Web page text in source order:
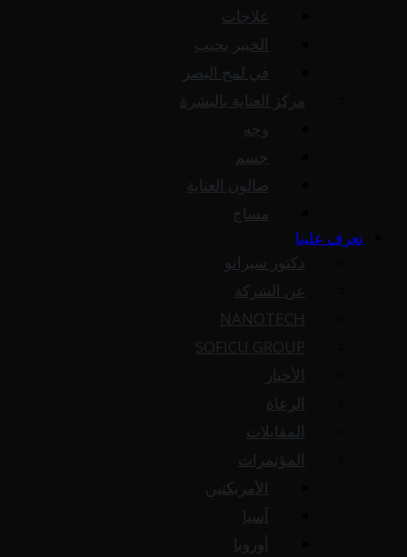
علاجات
الخبير يجيب
في لمح البصر
مركز العناية بالبشرة
وجه
جسم
صالون العناية
مساج
تعرف علينا
دكتور سيرانو
عن الشركة
NANOTECH
SOFICU GROUP
الأخبار
الرعاة
المقابلات
المؤتمرات
الأمريكتين
آسيا
أوروبا